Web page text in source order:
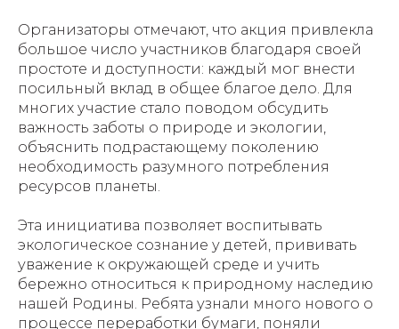
Организаторы отмечают, что акция привлекла
большое число участников благодаря своей
простоте и доступности: каждый мог внести
посильный вклад в общее благое дело. Для
многих участие стало поводом обсудить
важность заботы о природе и экологии,
объяснить подрастающему поколению
необходимость разумного потребления
ресурсов планеты.
Эта инициатива позволяет воспитывать
экологическое сознание у детей, прививать
уважение к окружающей среде и учить
бережно относиться к природному наследию
нашей Родины. Ребята узнали много нового о
процессе переработки бумаги, поняли